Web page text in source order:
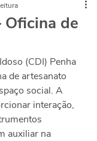
de
(CDI) Penha
de artesanato
social. A
interação,
auxiliar na